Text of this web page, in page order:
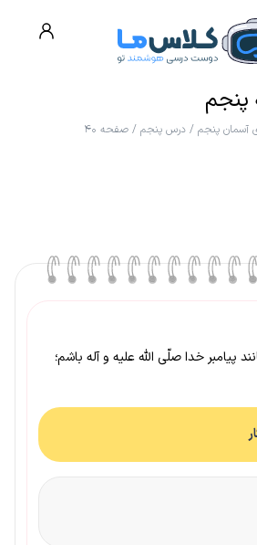
آسمان پنجم / درس پنجم / صفحه ۴۰
خدا صلّی الله علیه و آله باشم؛